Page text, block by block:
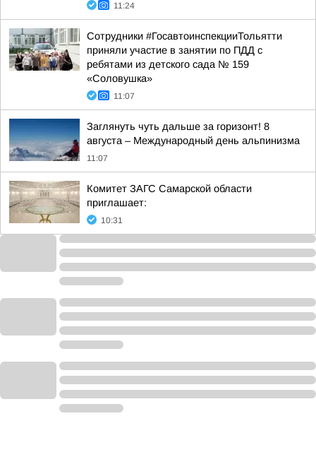
11:24
Сотрудники #ГосавтоинспекцииТольятти
приняли участие в занятии по ПДД с
ребятами из детского сада № 159
«Соловушка»
11:07
Заглянуть чуть дальше за горизонт! 8
августа – Международный день альпинизма
11:07
Комитет ЗАГС Самарской области
приглашает:
10:31